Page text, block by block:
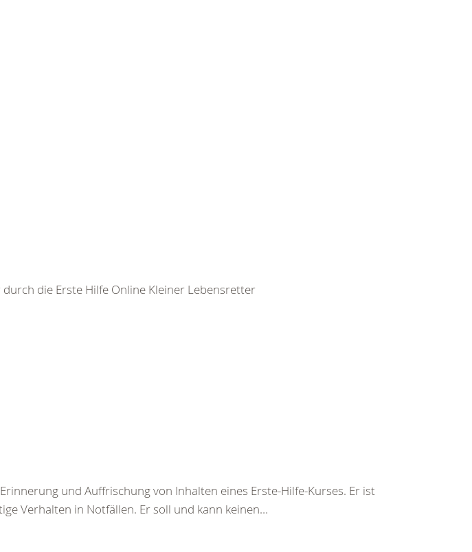
durch die Erste Hilfe Online Kleiner Lebensretter
und Auffrischung von Inhalten eines Erste-Hilfe-Kurses. Er ist
Verhalten in Notfällen. Er soll und kann keinen…